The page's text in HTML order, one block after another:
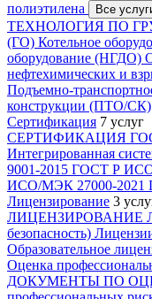
полиэтилена
Все
ТЕХНОЛОГИЯ ПО
(ГО) Котельное
оборудование (НГДО)
нефтехимических и
Подъемно-
конструкции (ПТО/СК)
Сертификация 7 услуг
СЕРТИФИКАЦИЯ
Интегрированная
9001-2015 ГОСТ Р ИСО
ИСО/МЭК 27000-2021
Лицензирование 3
ЛИЦЕНЗИРОВАНИЕ
безопасность)
Образовательное
Оценка
ДОКУМЕНТЫ ПО